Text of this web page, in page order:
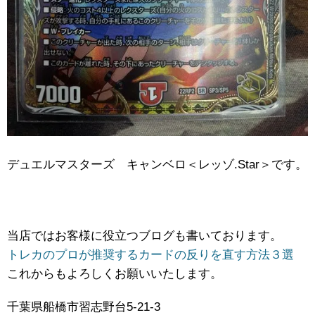
デュエルマスターズ キャンベロ＜レッゾ.Star＞です。
当店ではお客様に役立つブログも書いております。
トレカのプロが推奨するカードの反りを直す方法３選
これからもよろしくお願いいたします。
千葉県船橋市習志野台5-21-3